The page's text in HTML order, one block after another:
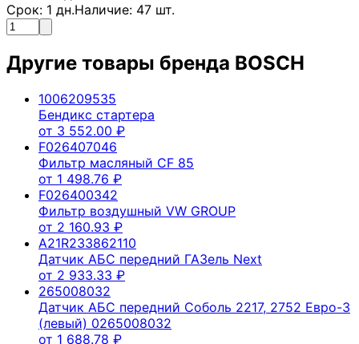
Срок: 1 дн.Наличие: 47 шт.
Другие товары бренда BOSCH
1006209535
Бендикс стартера
от 3 552.00 ₽
F026407046
Фильтр масляный CF 85
от 1 498.76 ₽
F026400342
Фильтр воздушный VW GROUP
от 2 160.93 ₽
A21R233862110
Датчик АБС передний ГАЗель Next
от 2 933.33 ₽
265008032
Датчик АБС передний Соболь 2217, 2752 Евро-3
(левый) 0265008032
от 1 688.78 ₽